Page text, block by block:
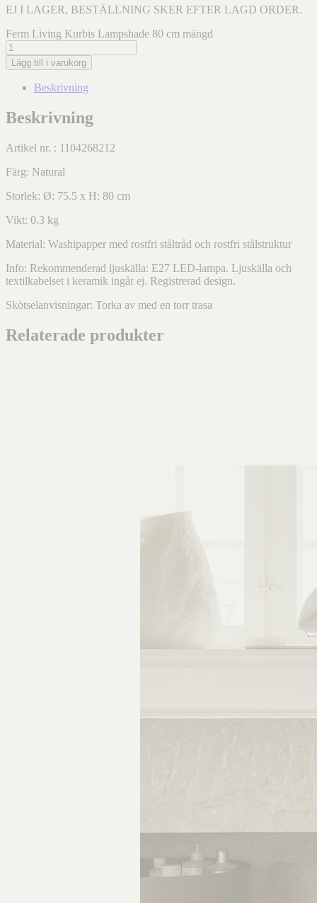
EJ I LAGER, BESTÄLLNING SKER EFTER LAGD ORDER.
Ferm Living Kurbis Lampshade 80 cm mängd
Lägg till i varukorg
Beskrivning
Beskrivning
Artikel nr. : 1104268212
Färg: Natural
Storlek: Ø: 75.5 x H: 80 cm
Vikt: 0.3 kg
Material: Washipapper med rostfri ståltråd och rostfri stålstruktur
Info: Rekommenderad ljuskälla: E27 LED-lampa. Ljuskälla och
textilkabelset i keramik ingår ej. Registrerad design.
Skötselanvisningar: Torka av med en torr trasa
Relaterade produkter